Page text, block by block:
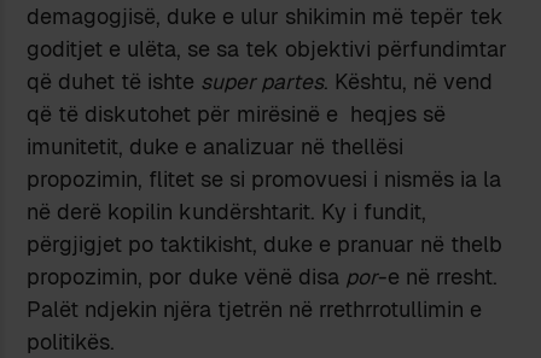
demagogjisë, duke e ulur shikimin më tepër tek
goditjet e ulëta, se sa tek objektivi përfundimtar
që duhet të ishte super partes. Kështu, në vend
që të diskutohet për mirësinë e heqjes së
imunitetit, duke e analizuar në thellësi
propozimin, flitet se si promovuesi i nismës ia la
në derë kopilin kundërshtarit. Ky i fundit,
përgjigjet po taktikisht, duke e pranuar në thelb
propozimin, por duke vënë disa por-e në rresht.
Palët ndjekin njëra tjetrën në rrethrrotullimin e
politikës.